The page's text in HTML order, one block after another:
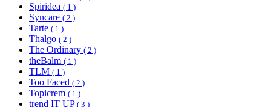
Spiridea ( 1 )
Syncare ( 2 )
Tarte ( 1 )
Thalgo ( 2 )
The Ordinary ( 2 )
theBalm ( 1 )
TLM ( 1 )
Too Faced ( 2 )
Topicrem ( 1 )
trend IT UP ( 3 )